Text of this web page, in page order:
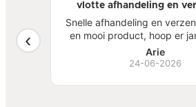
mooi
vlotte afhandeling en
Snelle afhandeling en
en mooi product, hoop er
van te hebben.
Arie
24-06-2026